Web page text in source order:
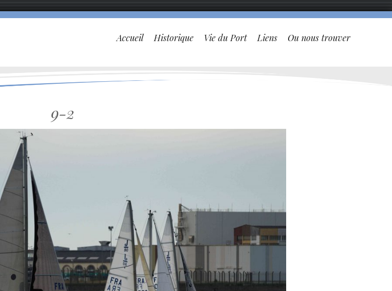
Accueil Historique Vie du Port Liens Ou nous trouver
9-2